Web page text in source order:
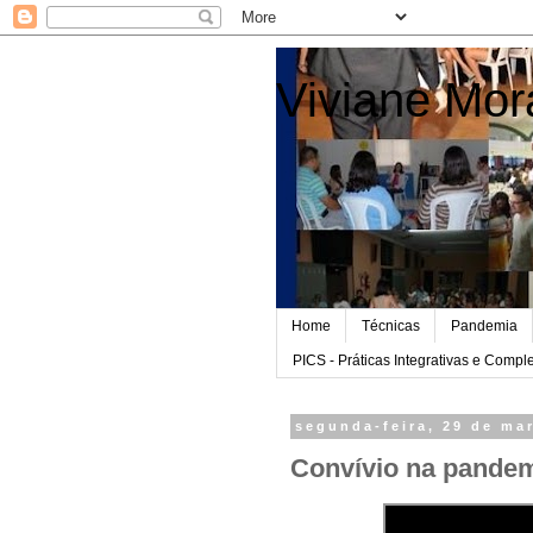
Viviane
Home Técnicas Pandemia
PICS - Práticas Integrativas e
segunda-feira, 29 de
Convívio na